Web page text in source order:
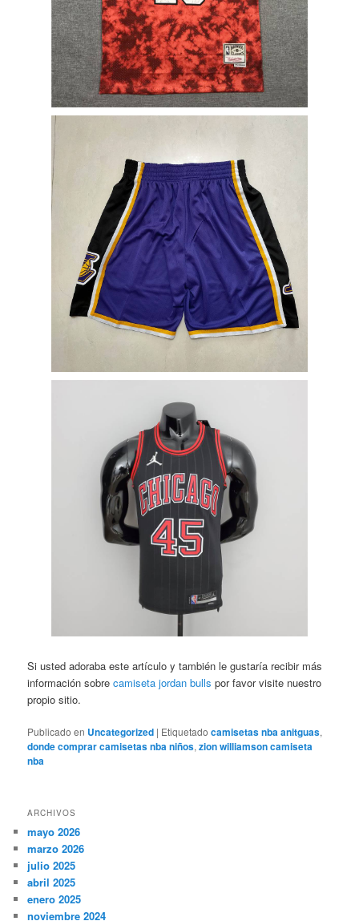
Si usted adoraba este artículo y también le gustaría recibir más
información sobrecamiseta jordan bulls por favor visite nuestro
propio sitio.
Publicado en Uncategorized | Etiquetado camisetas nba anitguas,
donde comprar camisetas nba niños,zion williamson camiseta
nba
ARCHIVOS
mayo 2026
marzo 2026
julio 2025
abril 2025
enero 2025
noviembre 2024